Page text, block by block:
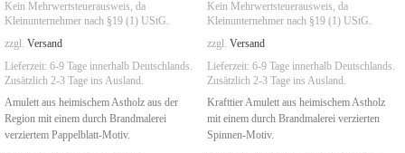
Kein Mehrwertsteuerausweis, da
Kleinunternehmer nach §19 (1) UStG.
zzgl. Versand
Lieferzeit: 6-9 Tage innerhalb Deutschlands.
Zusätzlich 2-3 Tage ins Ausland.
Amulett aus heimischem Astholz aus der
Region mit einem durch Brandmalerei
verziertem Pappelblatt-Motiv.
Kein Mehrwertsteuerausweis, da
Kleinunternehmer nach §19 (1) UStG.
zzgl. Versand
Lieferzeit: 6-9 Tage innerhalb Deutschlands.
Zusätzlich 2-3 Tage ins Ausland.
Krafttier Amulett aus heimischem Astholz
mit einem durch Brandmalerei verzierten
Spinnen-Motiv.